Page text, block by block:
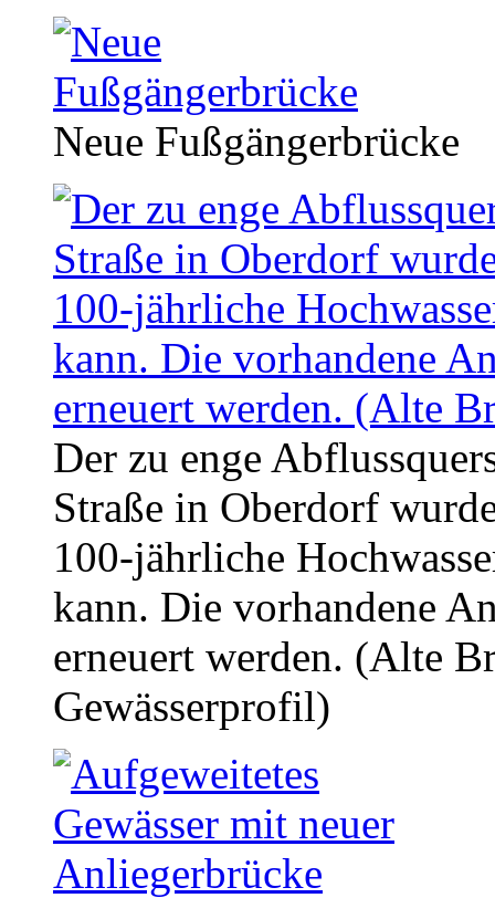
Neue Fußgängerbrücke
Der zu enge
Straße in Oberdorf
100-jährliche
kann. Die vorhandene
erneuert werden. (Alte
Gewässerprofil)